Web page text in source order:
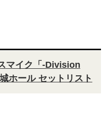
マイク「-Division
ホール セットリスト